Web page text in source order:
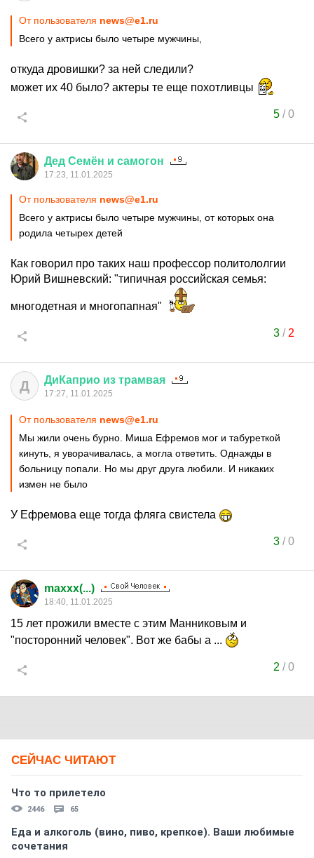
От пользователя news@e1.ru
Всего у актрисы было четыре мужчины,
откуда дровишки? за ней следили?
может их 40 было? актеры те еще похотливцы
5/0
Дед Семён и самогон
17:23, 11.01.2025
От пользователя news@e1.ru
Всего у актрисы было четыре мужчины, от которых она
родила четырех детей
Как говорил про таких наш профессор политололгии
Юрий Вишневский: "типичная российская семья:
многодетная и многопапная"
3/ 2
Д ДиКаприо из трамвая
17:27, 11.01.2025
От пользователя news@e1.ru
Мы жили очень бурно. Миша Ефремов мог и табуреткой
кинуть, я уворачивалась, а могла ответить. Однажды в
больницу попали. Но мы друг друга любили. И никаких
измен не было
У Ефремова еще тогда фляга свистела
3/0
maxxx(...)
18:40, 11.01.2025
15 лет прожили вместе с этим Манниковым и
"посторонний человек". Вот же бабы а ...
2 /0
СЕЙЧАС ЧИТАЮТ
Что то прилетело
2446 65
Еда и алкоголь (вино, пиво, крепкое). Ваши любимые
сочетания